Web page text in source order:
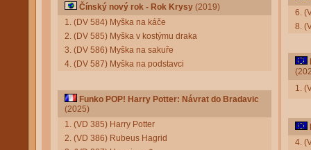
Čínský nový rok - Rok Krysy (2019)
1. (DV 584) Myška na káče
2. (DV 585) Myška v kostýmu draka
3. (DV 586) Myška na sakuře
4. (DV 587) Myška na podstavci
Funko POP! Harry Potter: Návrat do Bradavic
(2025)
1. (VD 385) Harry Potter
2. (VD 386) Rubeus Hagrid
6.
8.
1.
4.